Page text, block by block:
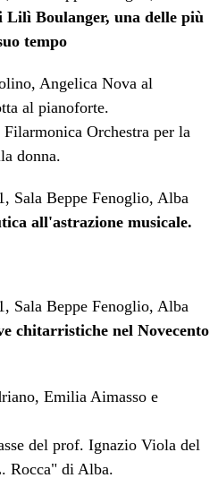
Lilì Boulanger, una delle più
tempo
Angelica Nova al
al pianoforte.
Orchestra per la
donna.
Sala Beppe Fenoglio, Alba
all'astrazione musicale.
Sala Beppe Fenoglio, Alba
chitarristiche nel Novecento
Emilia Aimasso e
del prof. Ignazio Viola del
Rocca" di Alba.